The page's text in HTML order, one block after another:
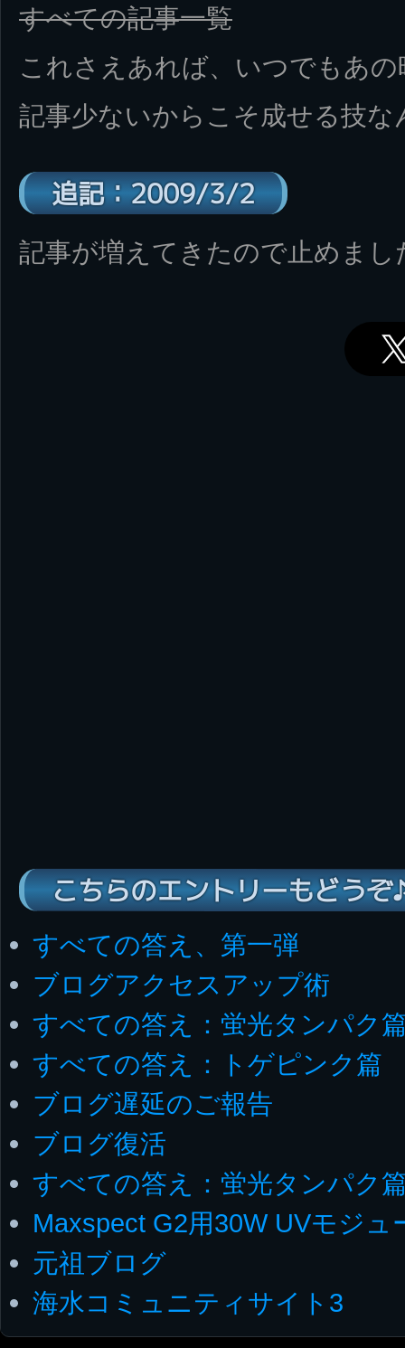
すべての記事一覧
これさえあれば、いつでもあ
記事少ないからこそ成せる技な
追記：2009/3/2
記事が増えてきたので止めまし
こちらのエントリーもどうぞ
すべての答え、第一弾
ブログアクセスアップ術
すべての答え：蛍光タンパク
すべての答え：トゲピンク篇
ブログ遅延のご報告
ブログ復活
すべての答え：蛍光タンパク
Maxspect G2用30W UVモジュ
元祖ブログ
海水コミュニティサイト3